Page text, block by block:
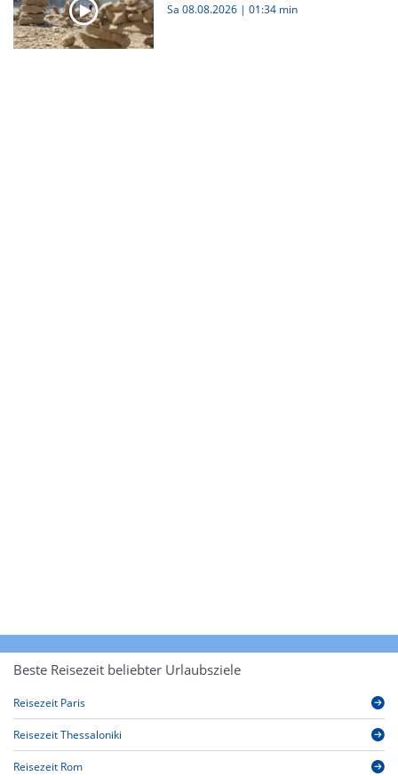
Sa 08.08.2026 | 01:34 min
Beste Reisezeit beliebter Urlaubsziele
Reisezeit Paris
Reisezeit Thessaloniki
Reisezeit Rom